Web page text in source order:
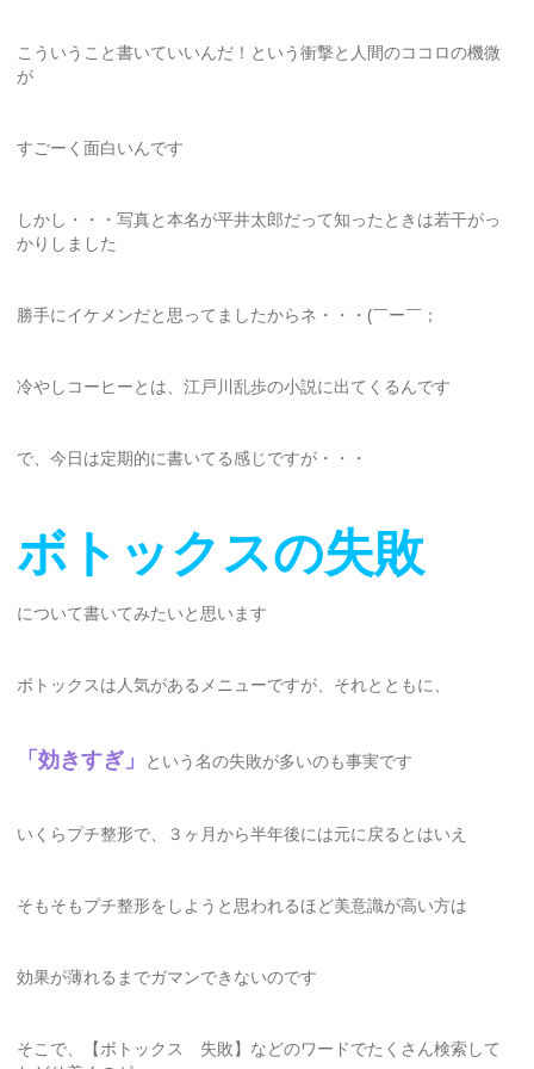
こういうこと書いていいんだ！という衝撃と人間のココロの機微
が
すごーく面白いんです
しかし・・・写真と本名が平井太郎だって知ったときは若干がっ
かりしました
勝手にイケメンだと思ってましたからネ・・・(￣ー￣；
冷やしコーヒーとは、江戸川乱歩の小説に出てくるんです
で、今日は定期的に書いてる感じですが・・・
ボトックスの失敗
について書いてみたいと思います
ボトックスは人気があるメニューですが、それとともに、
「効きすぎ」 という名の失敗が多いのも事実です
いくらプチ整形で、３ヶ月から半年後には元に戻るとはいえ
そもそもプチ整形をしようと思われるほど美意識が高い方は
効果が薄れるまでガマンできないのです
そこで、【ボトックス 失敗】などのワードでたくさん検索して